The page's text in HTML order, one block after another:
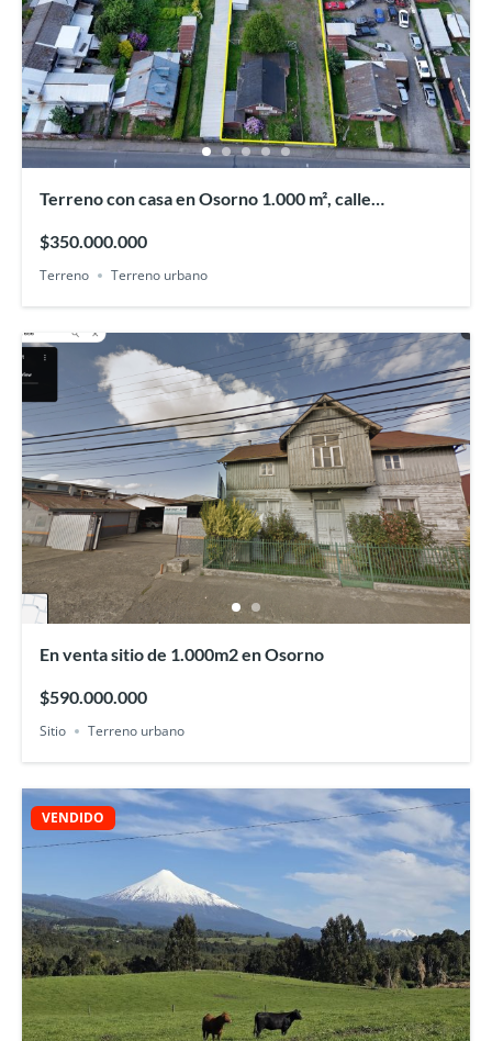
Terreno con casa en Osorno 1.000 m², calle
$350.000.000
Terreno Terreno urbano
En venta sitio de 1.000m2 en Osorno
$590.000.000
Sitio Terreno urbano
VENDIDO